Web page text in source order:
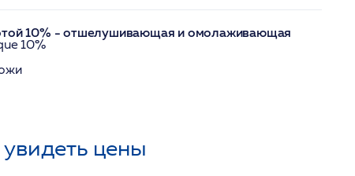
10% - отшелушивающая и омолаживающая
10%
цены